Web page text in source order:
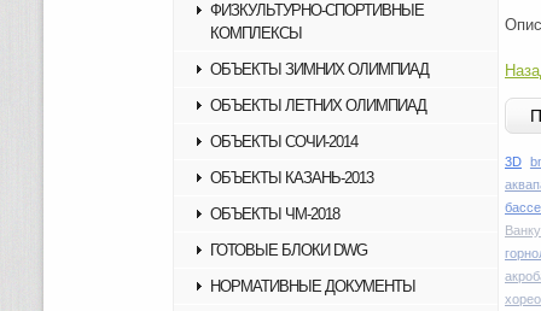
ФИЗКУЛЬТУРНО-СПОРТИВНЫЕ
КОМПЛЕКСЫ
ОБЪЕКТЫ ЗИМНИХ ОЛИМПИАД
ОБЪЕКТЫ ЛЕТНИХ ОЛИМПИАД
ОБЪЕКТЫ СОЧИ-2014
ОБЪЕКТЫ КАЗАНЬ-2013
ОБЪЕКТЫ ЧМ-2018
ГОТОВЫЕ БЛОКИ DWG
НОРМАТИВНЫЕ ДОКУМЕНТЫ
3D